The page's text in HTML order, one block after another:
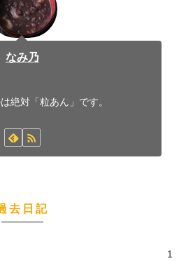
なみ乃
絶対「粒あん」です。
去日記
1